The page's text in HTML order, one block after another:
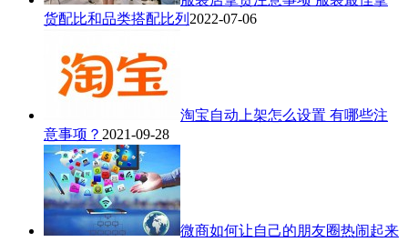
货配比和品类搭配比列 2022-07-06
淘宝自动上架怎么设置 有哪些注
意事项？ 2021-09-28
微商如何让自己的朋友圈热闹起来